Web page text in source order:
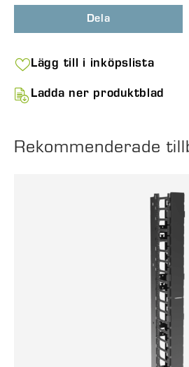
Dela
Lägg till i inköpslista
Ladda ner produktblad
Rekommenderade